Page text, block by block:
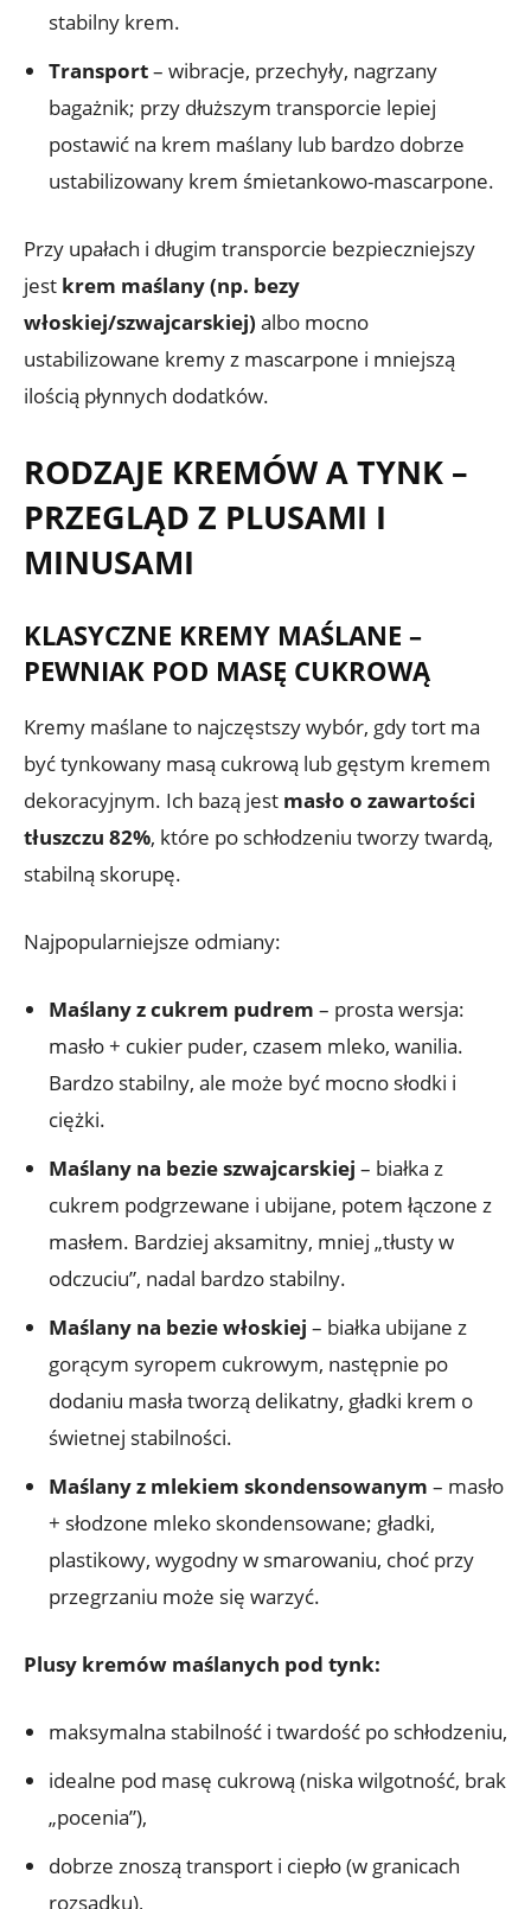
stabilny krem.
Transport– wibracje, przechyły, nagrzany
bagażnik; przy dłuższym transporcie lepiej
postawić na krem maślany lub bardzo dobrze
ustabilizowany krem śmietankowo-mascarpone.
Przy upałach i długim transporcie bezpieczniejszy
jest krem maślany (np. bezy
włoskiej/szwajcarskiej) albo mocno
ustabilizowane kremy z mascarpone i mniejszą
ilością płynnych dodatków.
RODZAJE KREMÓW A TYNK –
PRZEGLĄD Z PLUSAMI I
MINUSAMI
KLASYCZNE KREMY MAŚLANE –
PEWNIAK POD MASĘ CUKROWĄ
Kremy maślane to najczęstszy wybór, gdy tort ma
być tynkowany masą cukrową lub gęstym kremem
dekoracyjnym. Ich bazą jest masło o zawartości
tłuszczu 82%, które po schłodzeniu tworzy twardą,
stabilną skorupę.
Najpopularniejsze odmiany:
Maślany z cukrem pudrem – prosta wersja:
masło + cukier puder, czasem mleko, wanilia.
Bardzo stabilny, ale może być mocno słodki i
ciężki.
Maślany na bezie szwajcarskiej – białka z
cukrem podgrzewane i ubijane, potem łączone z
masłem. Bardziej aksamitny, mniej „tłusty w
odczuciu”, nadal bardzo stabilny.
Maślany na bezie włoskiej – białka ubijane z
gorącym syropem cukrowym, następnie po
dodaniu masła tworzą delikatny, gładki krem o
świetnej stabilności.
Maślany z mlekiem skondensowanym – masło
+ słodzone mleko skondensowane; gładki,
plastikowy, wygodny w smarowaniu, choć przy
przegrzaniu może się warzyć.
Plusy kremów maślanych pod tynk:
maksymalna stabilność i twardość po schłodzeniu,
idealne pod masę cukrową (niska wilgotność, brak
„pocenia”),
dobrze znoszą transport i ciepło (w granicach
rozsądku),